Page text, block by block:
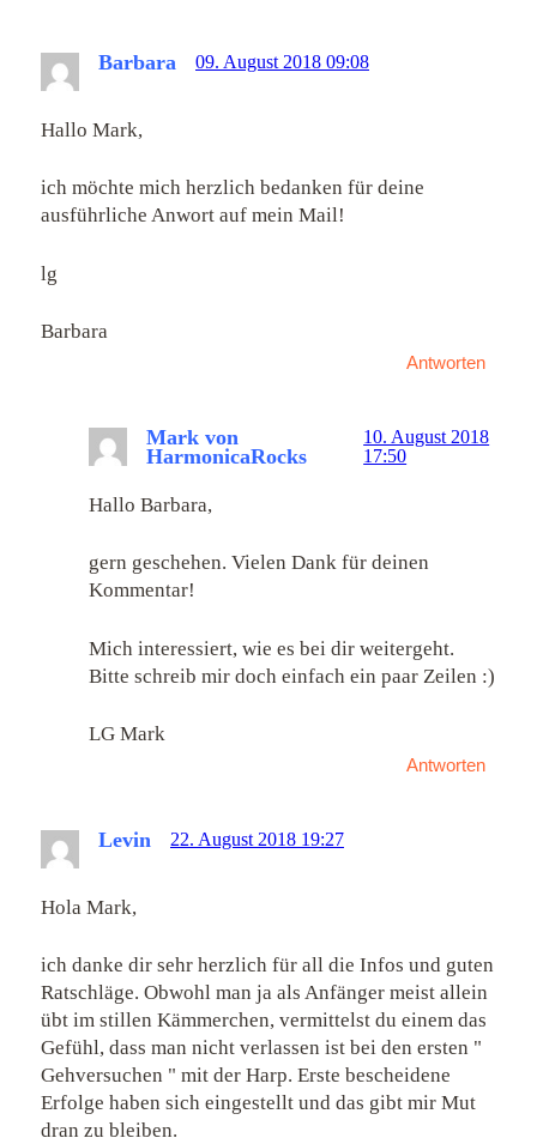
Barbara 09. August 2018 09:08
Hallo Mark,
ich möchte mich herzlich bedanken für deine
ausführliche Anwort auf mein Mail!
lg
Barbara
Antworten
Mark von
HarmonicaRocks
10. August 2018
17:50
Hallo Barbara,
gern geschehen. Vielen Dank für deinen
Kommentar!
Mich interessiert, wie es bei dir weitergeht.
Bitte schreib mir doch einfach ein paar Zeilen :)
LG Mark
Antworten
Levin 22. August 2018 19:27
Hola Mark,
ich danke dir sehr herzlich für all die Infos und guten
Ratschläge. Obwohl man ja als Anfänger meist allein
übt im stillen Kämmerchen, vermittelst du einem das
Gefühl, dass man nicht verlassen ist bei den ersten "
Gehversuchen " mit der Harp. Erste bescheidene
Erfolge haben sich eingestellt und das gibt mir Mut
dran zu bleiben.